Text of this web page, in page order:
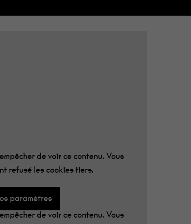
de voir ce contenu. Vous
de voir ce contenu. Vous
refusé les cookies tiers.
paramètres